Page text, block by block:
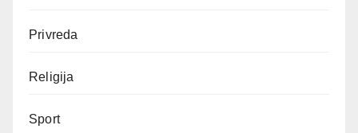
Privreda
Religija
Sport